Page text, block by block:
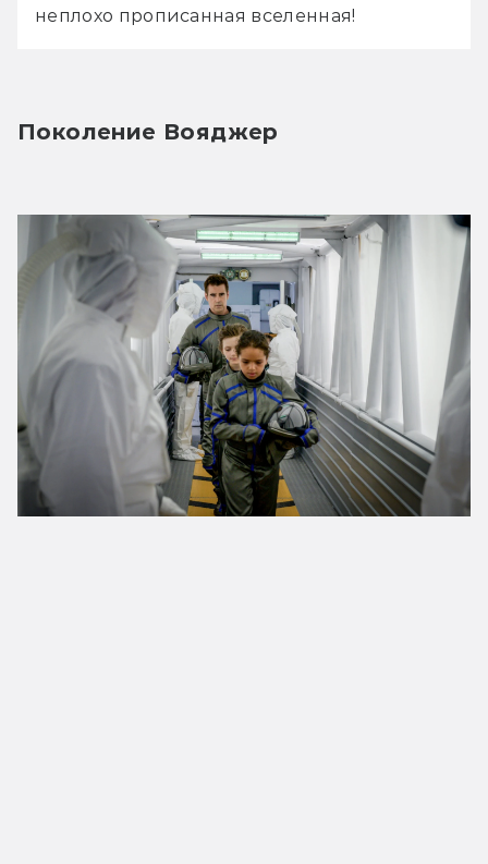
неплохо прописанная вселенная!
Поколение Вояджер